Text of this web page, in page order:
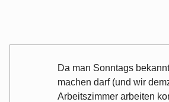
Da man Sonntags
machen darf (und wir
Arbeitszimmer arbeiten